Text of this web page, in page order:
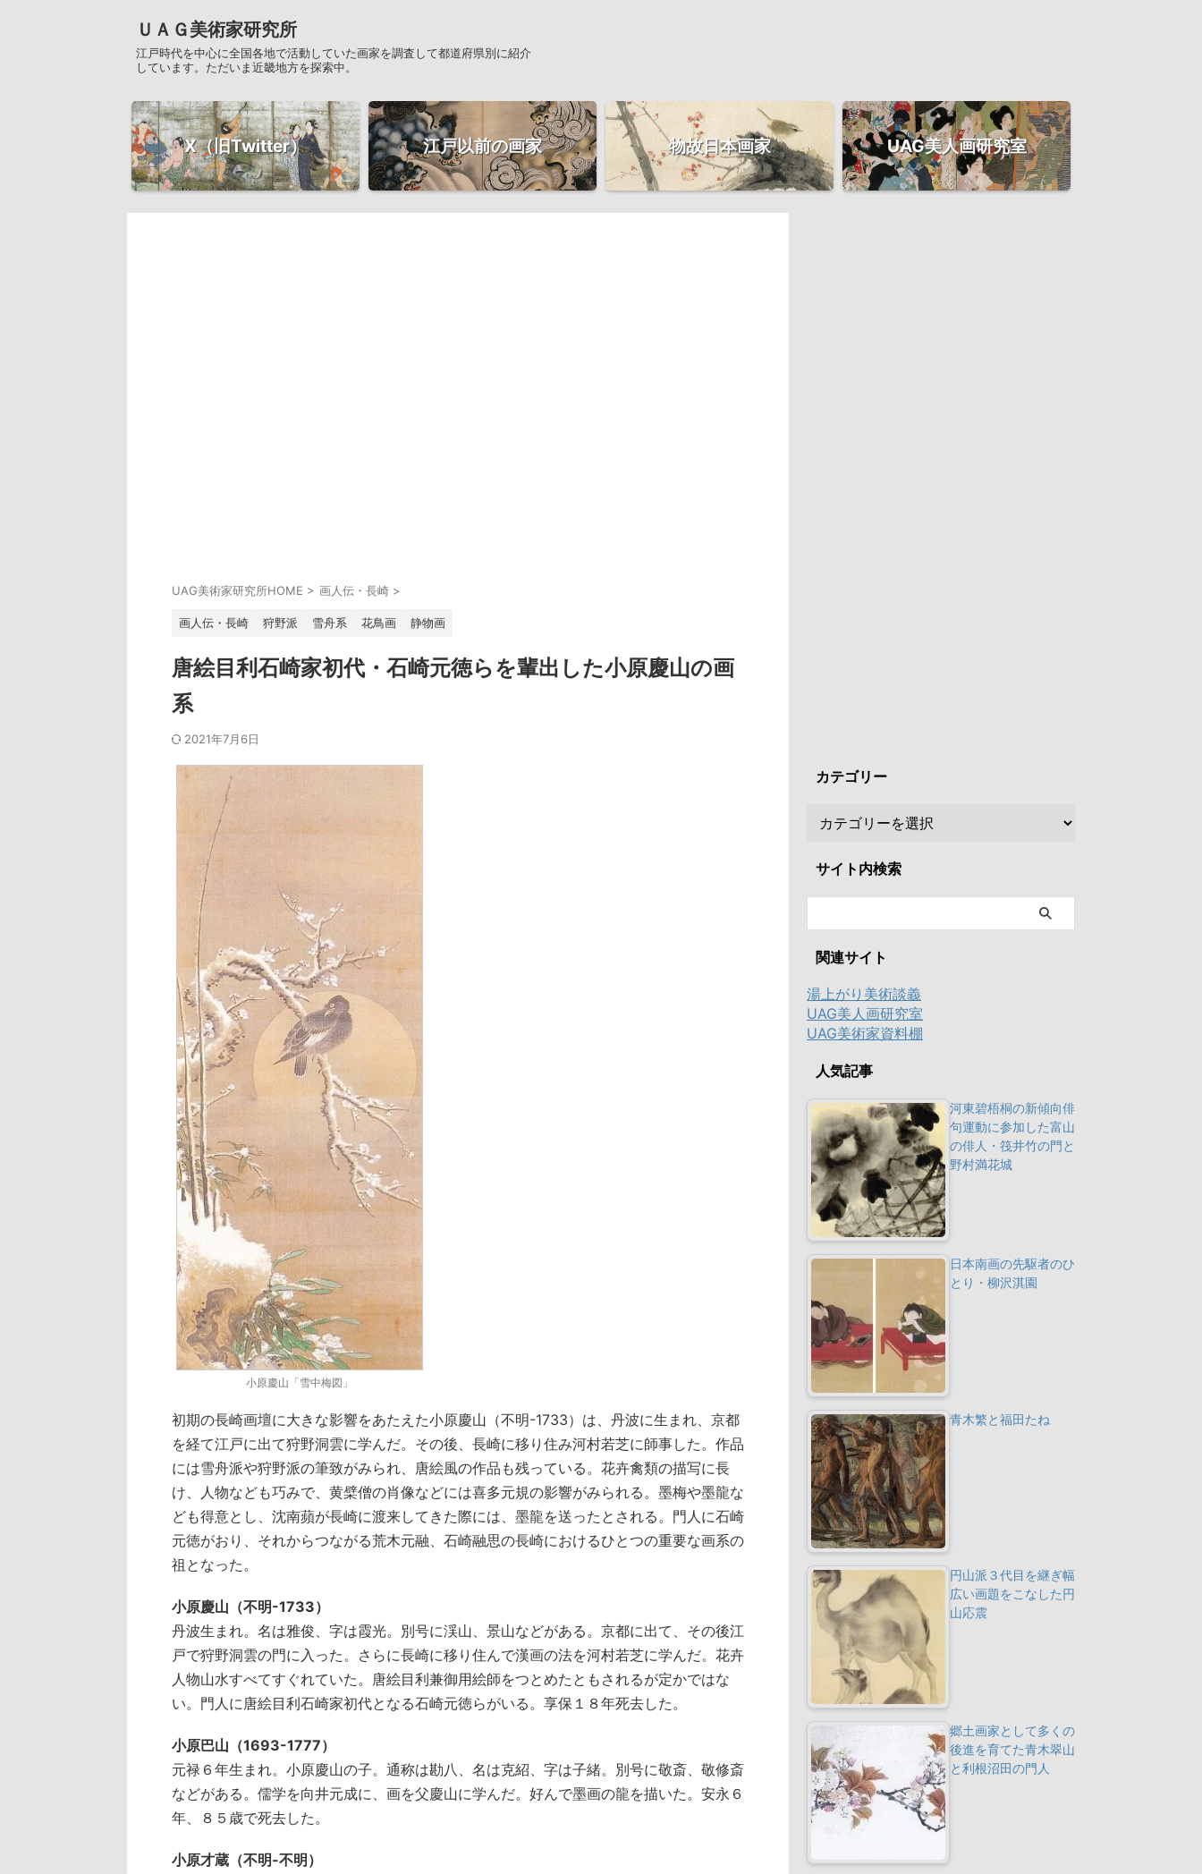
ＵＡＧ美術家研究所
江戸時代を中心に全国各地で活動していた画家を調査して都道府県別に紹介
しています。ただいま近畿地方を探索中。
X（旧Twitter） 江戸以前の画家 物故日本画家 UAG美人画研究室
UAG美術家研究所HOME > 画人伝・長崎 >
画人伝・長崎 狩野派 雪舟系 花鳥画 静物画
唐絵目利石崎家初代・石崎元徳らを輩出した小原慶山の画
系
2021年7月6日
小原慶山「雪中梅図」
初期の長崎画壇に大きな影響をあたえた小原慶山（不明-1733）は、丹波に生まれ、京都
を経て江戸に出て狩野洞雲に学んだ。その後、長崎に移り住み河村若芝に師事した。作品
には雪舟派や狩野派の筆致がみられ、唐絵風の作品も残っている。花卉禽類の描写に長
け、人物なども巧みで、黄檗僧の肖像などには喜多元規の影響がみられる。墨梅や墨龍な
ども得意とし、沈南蘋が長崎に渡来してきた際には、墨龍を送ったとされる。門人に石崎
元徳がおり、それからつながる荒木元融、石崎融思の長崎におけるひとつの重要な画系の
祖となった。
小原慶山（不明-1733）
丹波生まれ。名は雅俊、字は霞光。別号に渓山、景山などがある。京都に出て、その後江
戸で狩野洞雲の門に入った。さらに長崎に移り住んで漢画の法を河村若芝に学んだ。花卉
人物山水すべてすぐれていた。唐絵目利兼御用絵師をつとめたともされるが定かではな
い。門人に唐絵目利石崎家初代となる石崎元徳らがいる。享保１８年死去した。
小原巴山（1693-1777）
元禄６年生まれ。小原慶山の子。通称は勘八、名は克紹、字は子緒。別号に敬斎、敬修斎
などがある。儒学を向井元成に、画を父慶山に学んだ。好んで墨画の龍を描いた。安永６
年、８５歳で死去した。
小原才蔵（不明-不明）
カテゴリー
サイト内検索
関連サイト
湯上がり美術談義
UAG美人画研究室
UAG美術家資料棚
人気記事
河東碧梧桐の新傾向俳
句運動に参加した富山
の俳人・筏井竹の門と
野村満花城
日本南画の先駆者のひ
とり・柳沢淇園
青木繁と福田たね
円山派３代目を継ぎ幅
広い画題をこなした円
山応震
郷土画家として多くの
後進を育てた青木翠山
と利根沼田の門人